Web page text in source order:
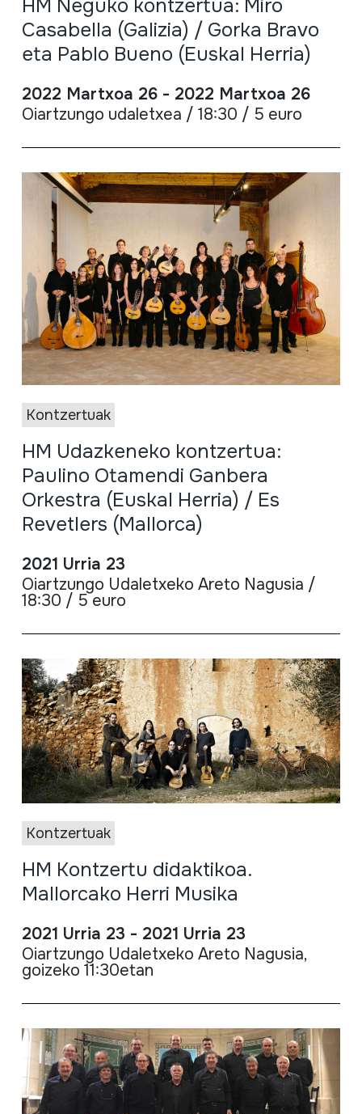
HM Neguko kontzertua: Miro
Casabella (Galizia) / Gorka Bravo
eta Pablo Bueno (Euskal Herria)
2022 Martxoa 26 - 2022 Martxoa 26
Oiartzungo udaletxea / 18:30 / 5 euro
Kontzertuak
HM Udazkeneko kontzertua:
Paulino Otamendi Ganbera
Orkestra (Euskal Herria) / Es
Revetlers (Mallorca)
2021 Urria 23
Oiartzungo Udaletxeko Areto Nagusia /
18:30 / 5 euro
Kontzertuak
HM Kontzertu didaktikoa.
Mallorcako Herri Musika
2021 Urria 23 - 2021 Urria 23
Oiartzungo Udaletxeko Areto Nagusia,
goizeko 11:30etan